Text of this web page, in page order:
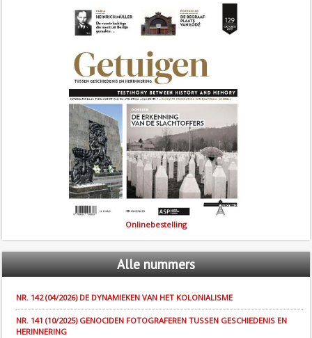
Onlinebestelling
Allenummers
NR. 142 (04/2026) DE DYNAMIEKEN VAN HET KOLONIALISME
NR. 141 (10/2025) GENOCIDEN FOTOGRAFEREN TUSSEN GESCHIEDENIS EN
HERINNERING